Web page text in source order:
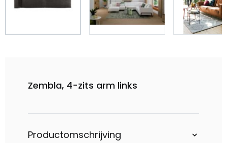
Zembla, 4-zits arm links
Productomschrijving